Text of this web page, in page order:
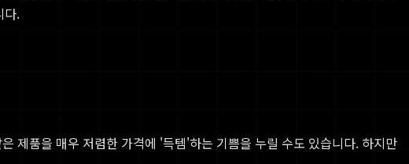
다.
제품을 매우 저렴한 가격에 '득템'하는 기쁨을 누릴 수도 있습니다. 하지만